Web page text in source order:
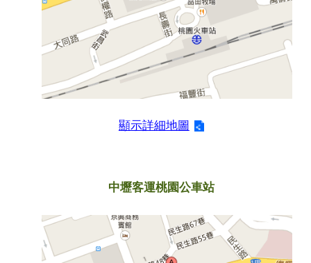
顯示詳細地圖
中壢客運桃園公車站